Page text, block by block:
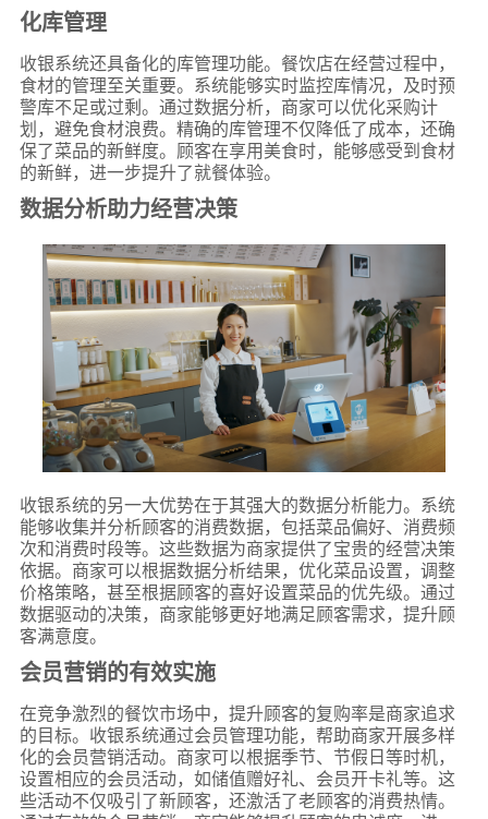
化库管理
收银系统还具备化的库管理功能。餐饮店在经营过程中，
食材的管理至关重要。系统能够实时监控库情况，及时预
警库不足或过剩。通过数据分析，商家可以优化采购计
划，避免食材浪费。精确的库管理不仅降低了成本，还确
保了菜品的新鲜度。顾客在享用美食时，能够感受到食材
的新鲜，进一步提升了就餐体验。
数据分析助力经营决策
收银系统的另一大优势在于其强大的数据分析能力。系统
能够收集并分析顾客的消费数据，包括菜品偏好、消费频
次和消费时段等。这些数据为商家提供了宝贵的经营决策
依据。商家可以根据数据分析结果，优化菜品设置，调整
价格策略，甚至根据顾客的喜好设置菜品的优先级。通过
数据驱动的决策，商家能够更好地满足顾客需求，提升顾
客满意度。
会员营销的有效实施
在竞争激烈的餐饮市场中，提升顾客的复购率是商家追求
的目标。收银系统通过会员管理功能，帮助商家开展多样
化的会员营销活动。商家可以根据季节、节假日等时机，
设置相应的会员活动，如储值赠好礼、会员开卡礼等。这
些活动不仅吸引了新顾客，还激活了老顾客的消费热情。